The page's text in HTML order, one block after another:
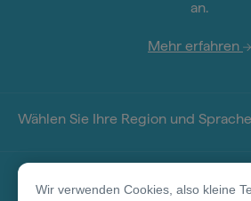
an.
Mehr erfahren
Wählen Sie Ihre Region und
Wir verwenden Cookies, also kleine